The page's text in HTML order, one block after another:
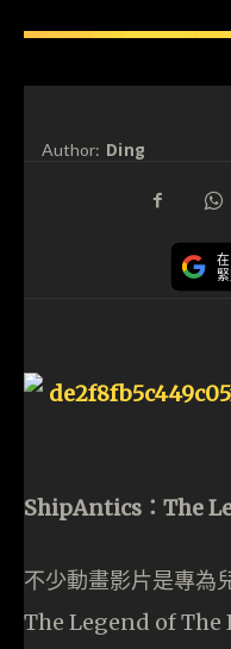
Author: Ding
ShipAntics：The
不少動畫影片是專為
The Legend of The